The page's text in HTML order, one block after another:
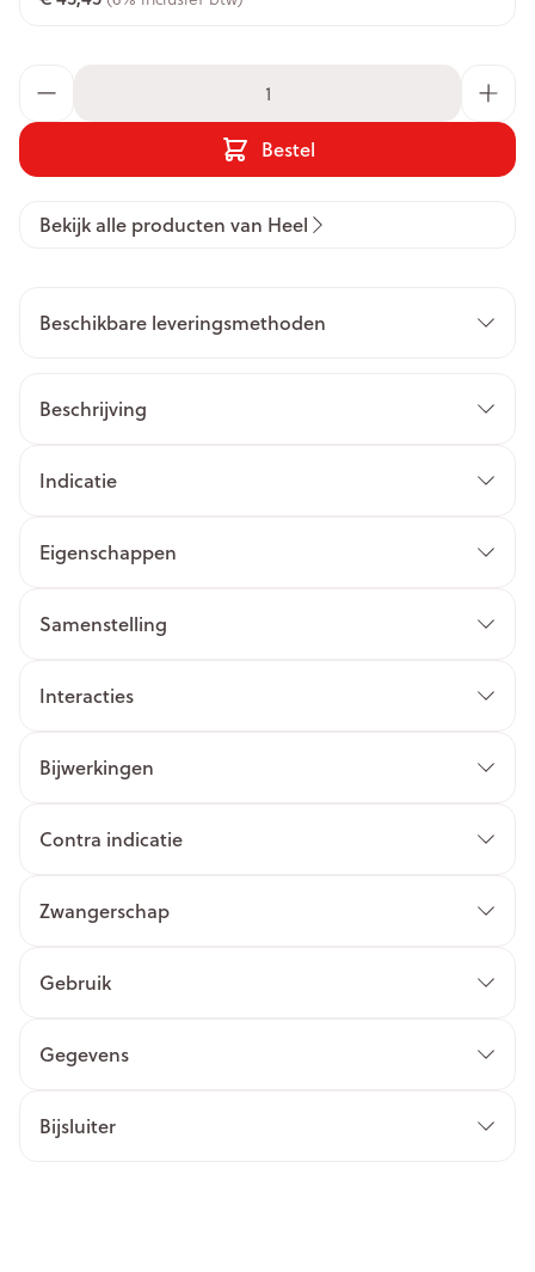
Bestel
Bekijk alle producten van Heel
Beschikbare leveringsmethoden
Beschrijving
Indicatie
Eigenschappen
Samenstelling
Interacties
Bijwerkingen
Contra indicatie
Zwangerschap
Gebruik
Gegevens
Bijsluiter